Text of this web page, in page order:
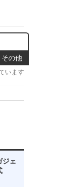
その他
います
ジェ